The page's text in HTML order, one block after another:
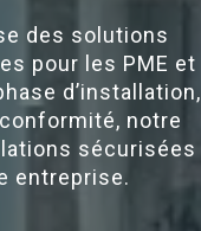
des solutions
pour les PME et
d’installation,
notre
sécurisées
entreprise.